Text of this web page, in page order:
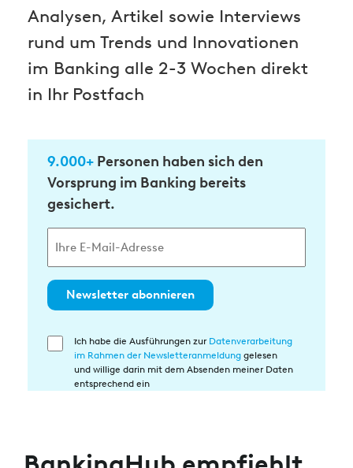
Analysen, Artikel sowie Interviews
rund um Trends und Innovationen
im Banking alle 2-3 Wochen direkt
in Ihr Postfach
9.000+ Personen haben sich den
Vorsprung im Banking bereits
gesichert.
Newsletter abonnieren
Einwilligung
Ich habe die Ausführungen zur Datenverarbeitung
im Rahmen der Newsletteranmeldung gelesen
und willige darin mit dem Absenden meiner Daten
entsprechend ein